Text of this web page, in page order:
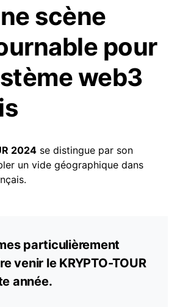
scène
pour
web3
2024 se distingue par son
un vide géographique dans
particulièrement
venir le KRYPTO-TOUR
année.